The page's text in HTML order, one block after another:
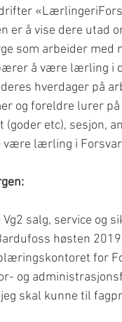
er å vise dere
som arbeider
å være lærling i
hverdager på
og foreldre lurer
etc), sesjon,
være lærling i
salg, service og
høsten
og
jeg skal kunne til